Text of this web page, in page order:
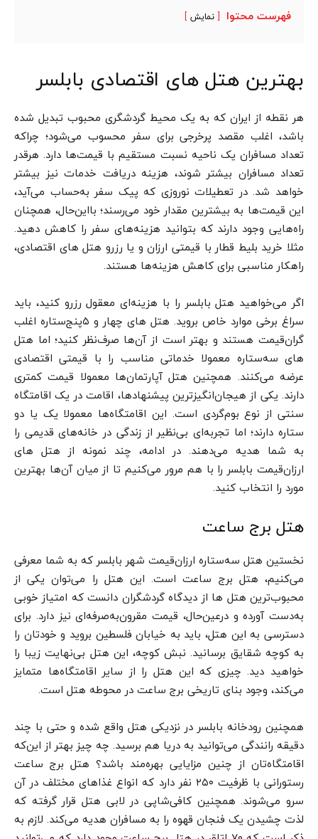
فهرست محتوا نمایش
بهترین هتل ‌های اقتصادی بابلسر
هر نقطه از ایران ‌که به یک محیط گردشگری محبوب تبدیل شده
باشد، اغلب مقصد پرخرجی برای سفر محسوب می‌شود؛ چرا‌که
تعداد مسافران یک ناحیه نسبت مستقیم با قیمت‌ها دارد. هر‌قدر
تعداد مسافران بیشتر شوند، هزینه دریافت خدمات نیز بیشتر
خواهد شد. در تعطیلات نوروزی که پیک سفر به‌حساب می‌آید،
این قیمت‌ها به بیشترین مقدار خود می‌رسند؛ بااین‌حال، همچنان
راه‌هایی وجود دارند که بتوانید هزینه‌های سفر را کاهش دهید.
مثلا خرید بلیط قطار با قیمتی ارزان و یا رزرو هتل ‌های اقتصادی،
راهکار مناسبی برای کاهش هزینه‌ها هستند.
اگر می‌خواهید هتل بابلسر را با هزینه‌ای معقول رزرو کنید، باید
سراغ برخی موارد خاص بروید. هتل ‌های چهار و ۵پنج‌ستاره اغلب
گران‌قیمت هستند و بهتر است از آن‌ها صرف‌نظر کنید؛ اما هتل
‌های سه‌ستاره معمولا خدماتی مناسب را با قیمتی اقتصادی
عرضه می‌کنند. همچنین هتل آپارتمان‌ها معمولا قیمت کمتری
دارند. یکی از هیجان‌انگیزترین پیشنهادها، اقامت در یک اقامتگاه
سنتی از نوع بوم‌گردی است. این اقامتگاه‌ها معمولا یک یا دو
ستاره دارند؛ اما تجربه‌ای بی‌نظیر از زندگی در خانه‌های قدیمی را
به شما هدیه می‌دهند. در ادامه، چند نمونه از هتل‌ های
ارزان‌قیمت بابلسر را با هم مرور می‌کنیم تا از میان آن‌ها بهترین
مورد را انتخاب کنید.
هتل برج ساعت
نخستین هتل سه‌ستاره ارزان‌قیمت شهر بابلسر که به شما معرفی
می‌کنیم، هتل برج ساعت است. این هتل را می‌توان یکی از
محبوب‌ترین هتل ‌ها از دیدگاه گردشگران دانست که امتیاز خوبی
به‌دست آورده و درعین‌حال، قیمت مقرون‌به‌صرفه‌ای نیز دارد. برای
دسترسی به این هتل، باید به خیابان فلسطین بروید و خودتان را
به کوچه شقایق برسانید. نبش کوچه، این هتل بی‌نهایت زیبا را
خواهید دید. چیزی که این هتل را از سایر اقامتگاه‌ها متمایز
می‌کند، وجود بنای تاریخی برج ساعت در محوطه هتل است.
همچنین رودخانه بابلسر در نزدیکی هتل واقع شده و حتی با چند
دقیقه رانندگی می‌توانید به دریا هم برسید. چه چیز بهتر از این‌که
اقامتگاه‌تان از چنین مزایایی بهره‌مند باشد؟ هتل برج ساعت
رستورانی با ظرفیت ۲۵۰ نفر دارد که انواع غذاهای مختلف در آن
سرو می‌شوند. همچنین کافی‌شاپی در لابی هتل قرار گرفته که
لذت چشیدن یک فنجان قهوه را به مسافران هدیه می‌کند. لازم به